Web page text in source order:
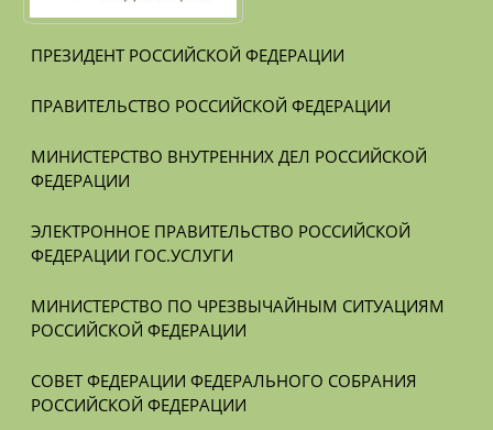
ПРЕЗИДЕНТ РОССИЙСКОЙ ФЕДЕРАЦИИ
ПРАВИТЕЛЬСТВО РОССИЙСКОЙ ФЕДЕРАЦИИ
МИНИСТЕРСТВО ВНУТРЕННИХ ДЕЛ РОССИЙСКОЙ
ФЕДЕРАЦИИ
ЭЛЕКТРОННОЕ ПРАВИТЕЛЬСТВО РОССИЙСКОЙ
ФЕДЕРАЦИИ ГОС.УСЛУГИ
МИНИСТЕРСТВО ПО ЧРЕЗВЫЧАЙНЫМ СИТУАЦИЯМ
РОССИЙСКОЙ ФЕДЕРАЦИИ
СОВЕТ ФЕДЕРАЦИИ ФЕДЕРАЛЬНОГО СОБРАНИЯ
РОССИЙСКОЙ ФЕДЕРАЦИИ